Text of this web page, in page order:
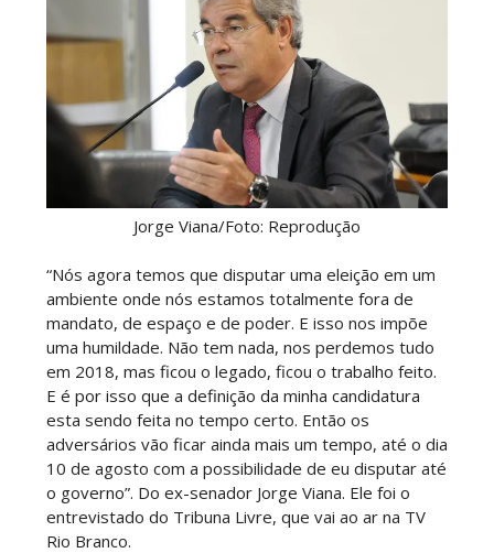
Jorge Viana/Foto: Reprodução
“Nós agora temos que disputar uma eleição em um
ambiente onde nós estamos totalmente fora de
mandato, de espaço e de poder. E isso nos impõe
uma humildade. Não tem nada, nos perdemos tudo
em 2018, mas ficou o legado, ficou o trabalho feito.
E é por isso que a definição da minha candidatura
esta sendo feita no tempo certo. Então os
adversários vão ficar ainda mais um tempo, até o dia
10 de agosto com a possibilidade de eu disputar até
o governo”. Do ex-senador Jorge Viana. Ele foi o
entrevistado do Tribuna Livre, que vai ao ar na TV
Rio Branco.